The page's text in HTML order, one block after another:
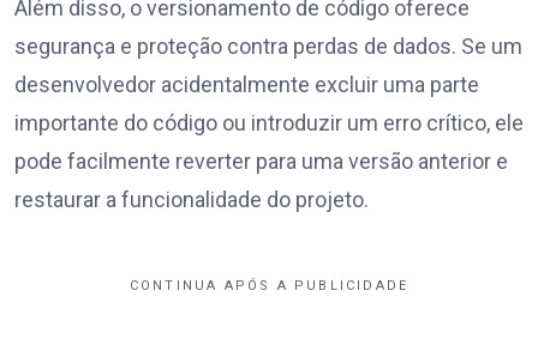
Além disso, o versionamento de código oferece
segurança e proteção contra perdas de dados. Se um
desenvolvedor acidentalmente excluir uma parte
importante do código ou introduzir um erro crítico, ele
pode facilmente reverter para uma versão anterior e
restaurar a funcionalidade do projeto.
CONTINUA APÓS A PUBLICIDADE